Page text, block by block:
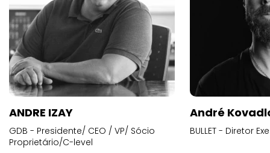
ANDRE IZAY
GDB - Presidente/ CEO / VP/ Sócio
Proprietário/C-level
André
BULLET - Diretor